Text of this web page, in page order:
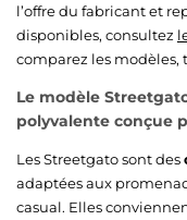
l’offre du fabricant et
disponibles, consultez
comparez les modèles,
Le modèle
polyvalente conçue
Les Streetgato sont des
adaptées aux
casual. Elles